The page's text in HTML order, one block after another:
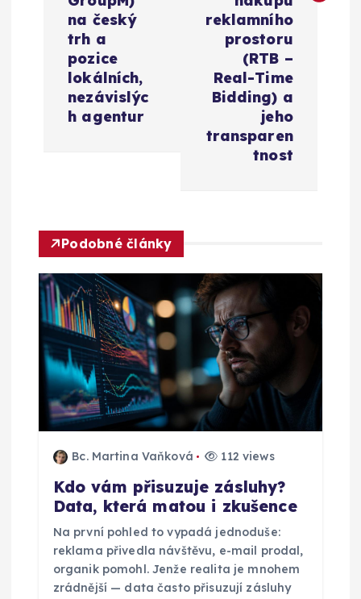
p
ř
p
ě
na český
trh a
pozice
lokálních,
nezávislýc
h agentur
reklamního
prostoru
(RTB –
Real-Time
Bidding) a
jeho
transparen
tnost
Podobné články
Bc. Martina Vaňková 112 views
Kdo vám přisuzuje zásluhy?
Data, která matou i zkušence
Na první pohled to vypadá jednoduše:
reklama přivedla návštěvu, e-mail prodal,
organik pomohl. Jenže realita je mnohem
zrádnější — data často přisuzují zásluhy